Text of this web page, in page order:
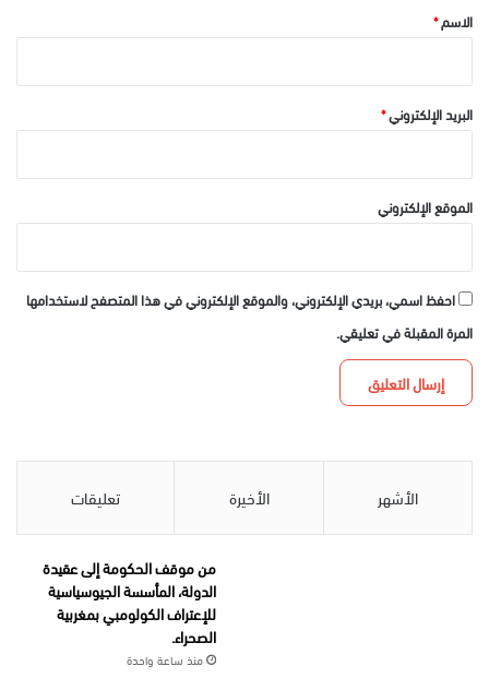
*الاسم*
البريد الإلكتروني*
الموقع الإلكتروني
احفظ اسمي، بريدي الإلكتروني، والموقع الإلكتروني في هذا المتصفح لاستخدامها
المرة المقبلة في تعليقي.
الأشهر الأخيرة تعليقات
من موقف الحكومة إلى عقيدة
الدولة، المأسسة الجيوسياسية
للإعتراف الكولومبي بمغربية
الصحراء.
منذ ساعة واحدة